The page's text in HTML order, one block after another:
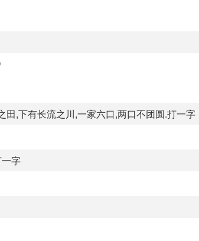
田,下有长流之川,一家六口,两口不团圆.打一字
字